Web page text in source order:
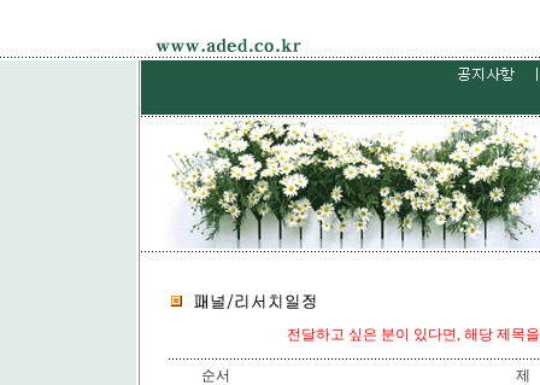
전달하고 싶은 분이 있다면, 해당 제목
순서